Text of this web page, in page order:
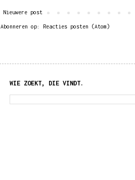
Nieuwere post
Abonneren op: Reacties posten (Atom)
WIE ZOEKT, DIE VINDT.